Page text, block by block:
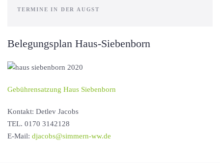
TERMINE IN DER AUGST
Belegungsplan Haus-Siebenborn
Gebührensatzung Haus Siebenborn
Kontakt: Detlev Jacobs
TEL. 0170 3142128
E-Mail: djacobs@simmern-ww.de